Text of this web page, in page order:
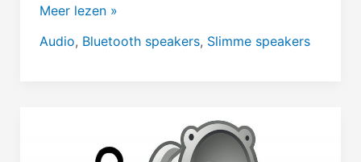
Wat
het
Meer lezen »
Audio, Bluetooth speakers, Slimme speakers